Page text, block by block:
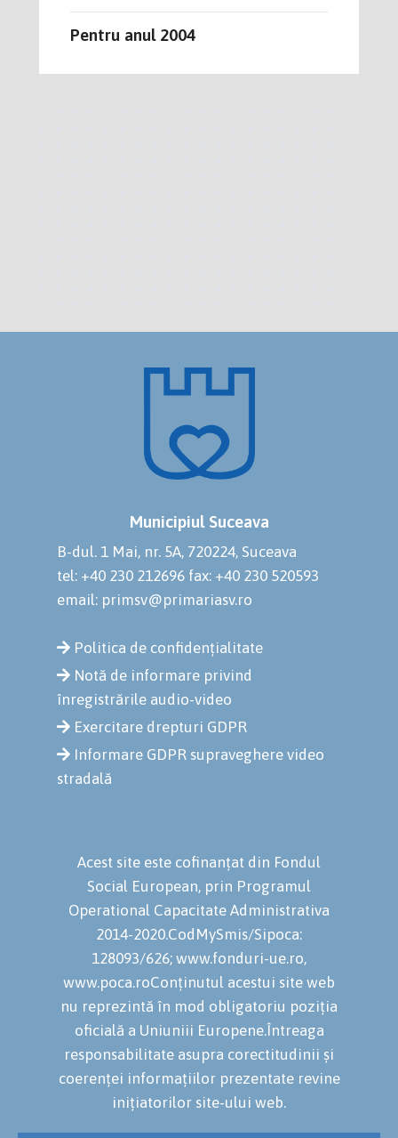
Pentru anul 2004
Municipiul Suceava
B-dul. 1 Mai, nr. 5A, 720224, Suceava
tel: +40 230 212696 fax: +40 230 520593
email: primsv@primariasv.ro
Politica de confidențialitate
Notă de informare privind
înregistrările audio-video
Exercitare drepturi GDPR
Informare GDPR supraveghere video
stradală
Acest site este cofinanțat din Fondul
Social European, prin Programul
Operational Capacitate Administrativa
2014-2020.CodMySmis/Sipoca:
128093/626; www.fonduri-ue.ro,
www.poca.roConținutul acestui site web
nu reprezintă în mod obligatoriu poziția
oficială a Uniuniii Europene.Întreaga
responsabilitate asupra corectitudinii și
coerenței informațiilor prezentate revine
inițiatorilor site-ului web.